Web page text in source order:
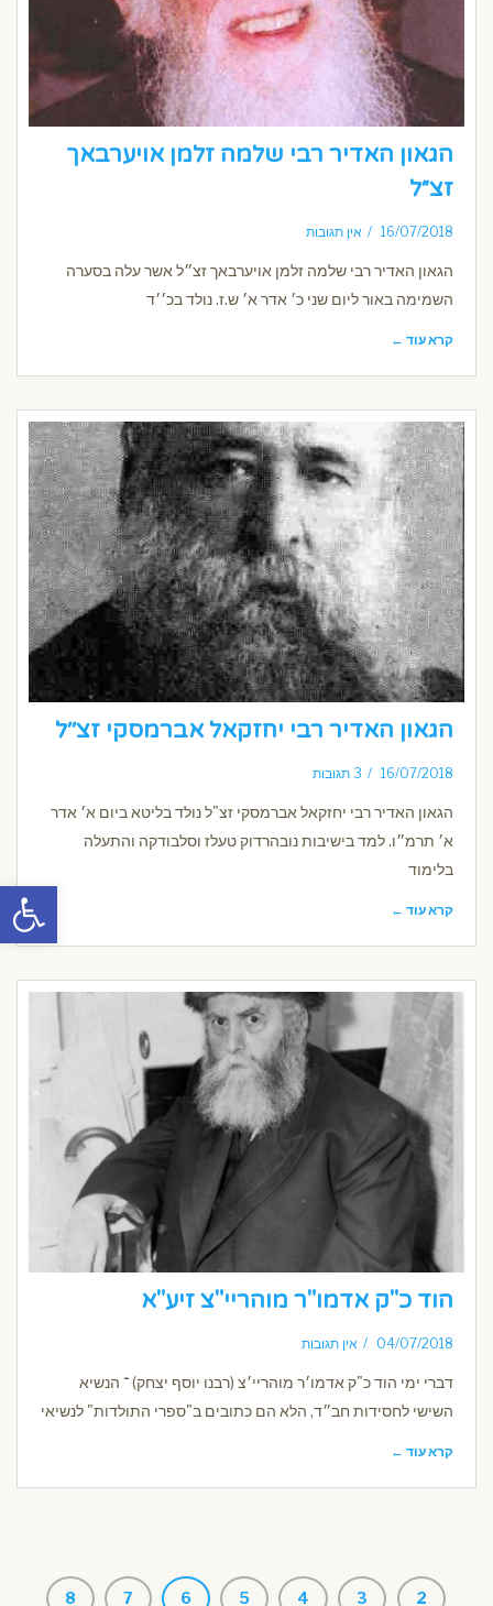
פתח
הגאון האדיר רבי שלמה זלמן אויערבאך
זצ״ל
16/07/2018 אין תגובות
הגאון האדיר רבי שלמה זלמן אויערבאך זצ״ל אשר עלה בסערה
השמימה באור ליום שני כ׳ אדר א׳ ש.ז. נולד בכ׳׳ד
קרא עוד ←
הגאון האדיר רבי יחזקאל אברמסקי זצ׳׳ל
16/07/2018 3 תגובות
הגאון האדיר רבי יחזקאל אברמסקי זצ"ל נולד בליטא ביום א׳ אדר
א׳ תרמ״ו. למד בישיבות נובהרדוק טעלז וסלבודקה והתעלה
בלימוד
קרא עוד ←
הוד כ"ק אדמו"ר מוהריי"צ זיע"א
04/07/2018 אין תגובות
דברי ימי הוד כ"ק אדמו׳ר מוהריי׳צ (רבנו יוסף יצחק) ־ הנשיא
השישי לחסידות חב״ד, הלא הם כתובים ב"ספרי התולדות" לנשיאי
קרא עוד ←
2
3
4
5
6
7
8